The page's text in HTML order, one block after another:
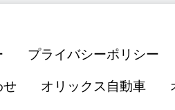
プライバシーポリシー
せ オリックス自動車